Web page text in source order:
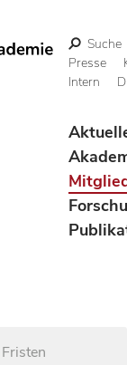
Suche
Presse
Intern